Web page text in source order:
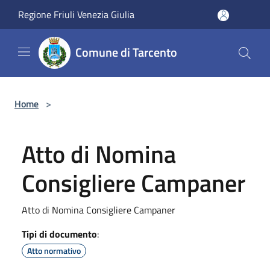
Regione Friuli Venezia Giulia
Comune di Tarcento
Home >
Atto di Nomina
Consigliere Campaner
Atto di Nomina Consigliere Campaner
Tipi di documento:
Atto normativo